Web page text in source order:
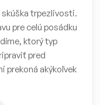
trpezlivosti.
pre celú posádku
ktorý typ
pred
prekoná akýkoľvek